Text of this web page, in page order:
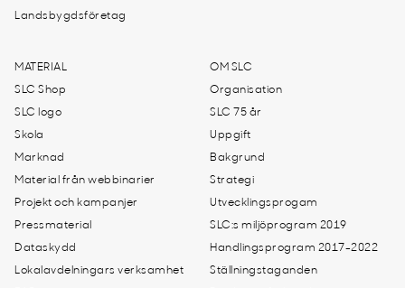
Landsbygdsföretag
MATERIAL
SLC Shop
SLC logo
Skola
Marknad
Material från webbinarier
Projekt och kampanjer
Pressmaterial
Dataskydd
Lokalavdelningars verksamhet
OM SLC
Organisation
SLC 75 år
Uppgift
Bakgrund
Strategi
Utvecklingsprogam
SLC:s miljöprogram 2019
Handlingsprogram 2017-2022
Ställningstaganden